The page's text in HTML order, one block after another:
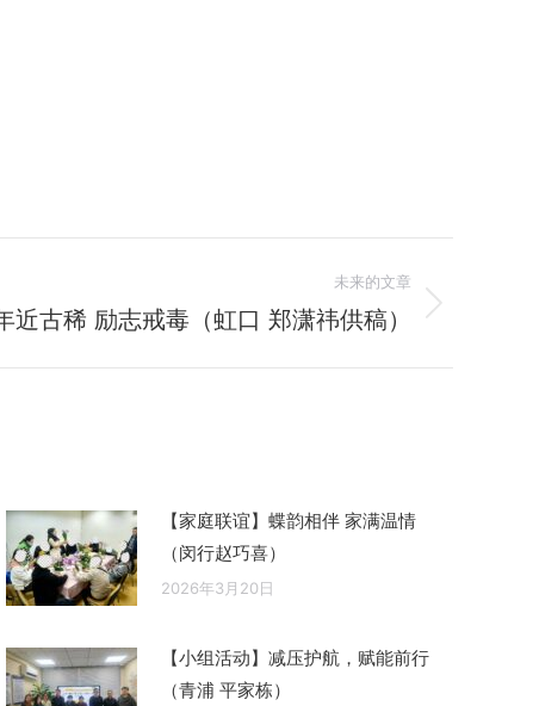
未来的文章
近古稀 励志戒毒（虹口 郑潇祎供稿）
【家庭联谊】蝶韵相伴 家满温情
（闵行赵巧喜）
2026年3月20日
【小组活动】减压护航，赋能前行
（青浦 平家栋）